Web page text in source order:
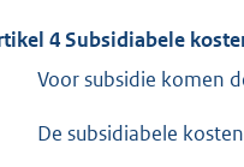
4 Subsidiabele
Voor subsidie komen
De subsidiabele